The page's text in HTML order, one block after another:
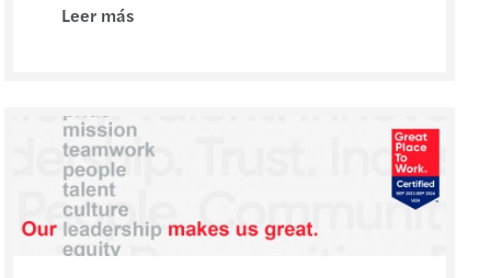
03-2024
01-2024
15-2023
de Administración de Riesgos LC/FT/FPADM
Leer más